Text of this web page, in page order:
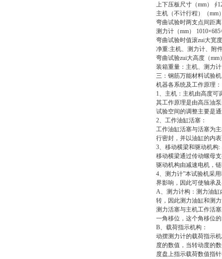
上下压板尺寸（mm）
主机（不计行程）（mm
弯曲试验时两支点间距离
测力计（mm）
弯曲试验时值滚zui大宽
净重:主机、测力计、附
弯曲试验zui大高度（mm
装箱重量：主机、测力
三： 钢筋万能材料试验
机器各系统及工作原理：
1、主机：主机由高度可
其工作原理是由高压油
试验空间的调整主要是
2、工作油缸活塞：
工作油缸活塞与活塞为
行密封，并以油缸的内
3、移动横梁和驱动机构:
移动横梁通过传动螺母
驱动机构由减速电机，
4、测力计”本试验机采
界影响，因此可使轴承
A、测力计构：测力油
转，因此测力油缸和测
测力活塞与主机工作活
一角移位，这个角移位
B、载荷指示机构：
动摆测力计的载荷指示
度的数值，当转动度的
度盘上指示载荷数值指